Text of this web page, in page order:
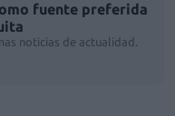
fuente preferida
noticias de actualidad.